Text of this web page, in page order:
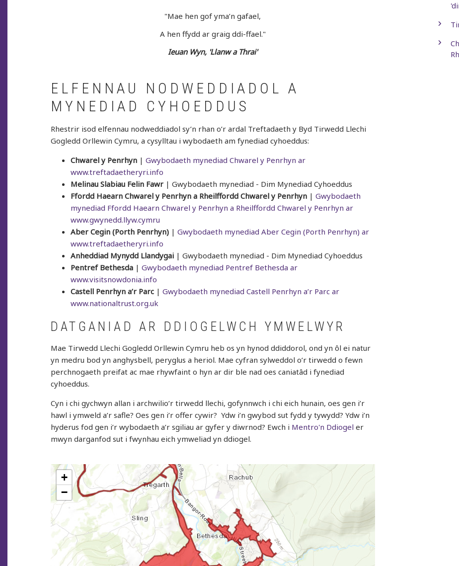
"Mae hen gof yma’n gafael,
A hen ffydd ar graig ddi-ffael."
Ieuan Wyn, 'Llanw a Thrai'
ELFENNAU NODWEDDIADOL A
MYNEDIAD CYHOEDDUS
Rhestrir isod elfennau nodweddiadol sy’n rhan o’r ardal Treftadaeth y Byd Tirwedd Llechi
Gogledd Orllewin Cymru, a cysylltau i wybodaeth am fynediad cyhoeddus:
Chwarel y Penrhyn | Gwybodaeth mynediad Chwarel y Penrhyn ar
www.treftadaetheryri.info
Melinau Slabiau Felin Fawr | Gwybodaeth mynediad - Dim Mynediad Cyhoeddus
Ffordd Haearn Chwarel y Penrhyn a Rheilffordd Chwarel y Penrhyn | Gwybodaeth
mynediad Ffordd Haearn Chwarel y Penrhyn a Rheilffordd Chwarel y Penrhyn ar
www.gwynedd.llyw.cymru
Aber Cegin (Porth Penrhyn) | Gwybodaeth mynediad Aber Cegin (Porth Penrhyn) ar
www.treftadaetheryri.info
Anheddiad Mynydd Llandygai | Gwybodaeth mynediad - Dim Mynediad Cyhoeddus
Pentref Bethesda | Gwybodaeth mynediad Pentref Bethesda ar
www.visitsnowdonia.info
Castell Penrhyn a’r Parc | Gwybodaeth mynediad Castell Penrhyn a’r Parc ar
www.nationaltrust.org.uk
DATGANIAD AR DDIOGELWCH YMWELWYR
Mae Tirwedd Llechi Gogledd Orllewin Cymru heb os yn hynod ddiddorol, ond yn ôl ei natur
yn medru bod yn anghysbell, peryglus a heriol. Mae cyfran sylweddol o’r tirwedd o fewn
perchnogaeth preifat ac mae rhywfaint o hyn ar dir ble nad oes caniatâd i fynediad
cyhoeddus.
Cyn i chi gychwyn allan i archwilio’r tirwedd llechi, gofynnwch i chi eich hunain, oes gen i’r
hawl i ymweld a’r safle? Oes gen i’r offer cywir? Ydw i’n gwybod sut fydd y tywydd? Ydw i’n
hyderus fod gen i’r wybodaeth a’r sgiliau ar gyfer y diwrnod? Ewch i Mentro'n Ddiogel er
mwyn darganfod sut i fwynhau eich ymweliad yn ddiogel.
+
−